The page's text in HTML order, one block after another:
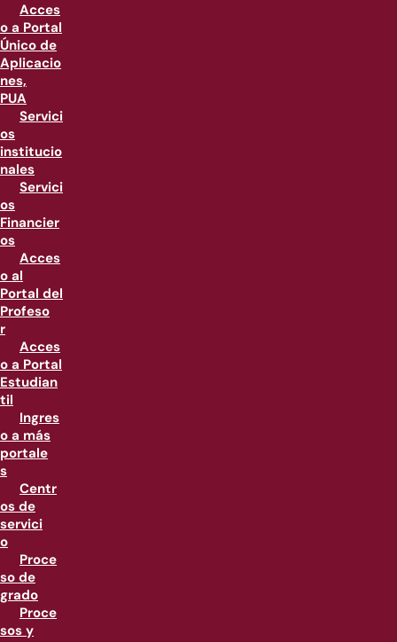
Acces
o a Portal
Único de
Aplicacio
nes,
PUA
Servici
os
institucio
nales
Servici
os
Financier
os
Acces
o al
Portal del
Profeso
r
Acces
o a Portal
Estudian
til
Ingres
o a más
portale
s
Centr
os de
servici
o
Proce
so de
grado
Proce
sos y